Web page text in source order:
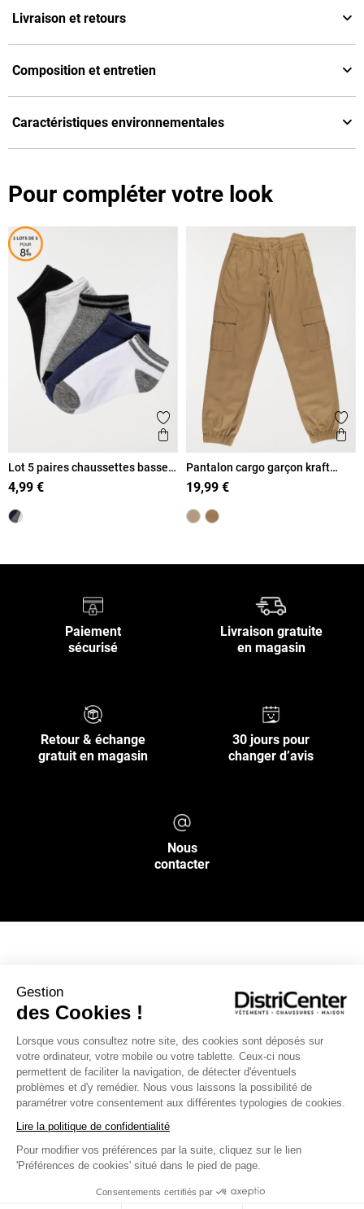
Gestion
des Cookies !
Lorsque vous consultez notre site, des cookies sont déposés sur
votre ordinateur, votre mobile ou votre tablette. Ceux-ci nous
permettent de faciliter la navigation, de détecter d'éventuels
problèmes et d'y remédier. Nous vous laissons la possibilité de
paramétrer votre consentement aux différentes typologies de cookies.
Lire la politique de confidentialité
Pour modifier vos préférences par la suite, cliquez sur le lien
'Préférences de cookies' situé dans le pied de page.
Consentements certifiés par
Livraison et retours
Composition et entretien
Caractéristiques environnementales
Pour compléter votre look
Ajouter aux favoris
Aperçu rapide
Lot 5 paires chaussettes basses
enfant
4,99 €
Pantalon cargo garçon kraft
(XXS-M)
19,99 €
Paiement
sécurisé
Livraison gratuite
en magasin
Retour & échange
gratuit en magasin
30 jours pour
changer d’avis
Nous
contacter
INFOS PRATIQUES
L’ENSEIGNE DISTRICENTER
Suivez-nous
Moyens de paiement